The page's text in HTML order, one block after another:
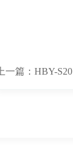
上一篇： HBY-